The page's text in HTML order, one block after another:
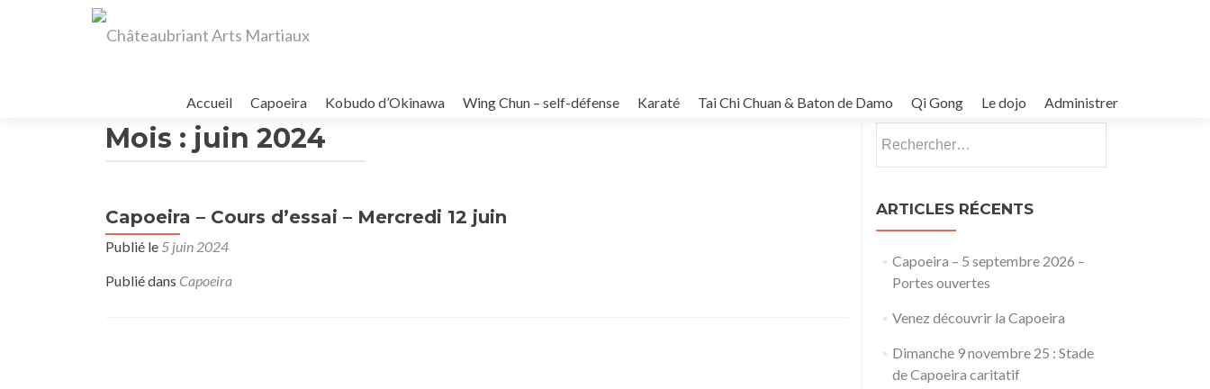
au
contenu
principal
Accueil Capoeira Kobudo d’Okinawa Wing Chun – self-défense Karaté Tai Chi Chuan & Baton de Damo Qi Gong Le dojo Administrer
Mois : juin 2024
Capoeira – Cours d’essai – Mercredi 12 juin
Publié le 5 juin 2024
Publié dans Capoeira
ARTICLES RÉCENTS
Capoeira – 5 septembre 2026 –
Portes ouvertes
Venez découvrir la Capoeira
Dimanche 9 novembre 25 : Stade
de Capoeira caritatif